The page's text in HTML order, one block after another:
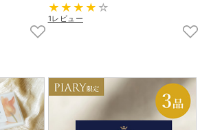
1レビュー